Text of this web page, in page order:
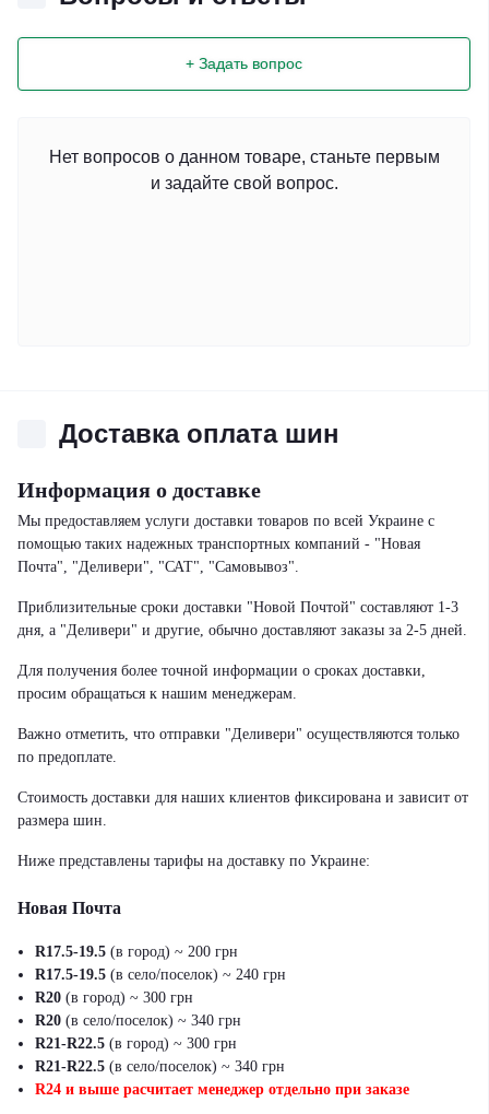
+ Задать вопрос
Нет вопросов о данном товаре, станьте первым
и задайте свой вопрос.
Доставка оплата шин
Информация о доставке
Мы предоставляем услуги доставки товаров по всей Украине с
помощью таких надежных транспортных компаний - "Новая
Почта", "Деливери", "САТ", "Самовывоз".
Приблизительные сроки доставки "Новой Почтой" составляют 1-3
дня, а "Деливери" и другие, обычно доставляют заказы за 2-5 дней.
Для получения более точной информации о сроках доставки,
просим обращаться к нашим менеджерам.
Важно отметить, что отправки "Деливери" осуществляются только
по предоплате.
Стоимость доставки для наших клиентов фиксирована и зависит от
размера шин.
Ниже представлены тарифы на доставку по Украине:
Новая Почта
R17.5-19.5 (в город) ~ 200 грн
R17.5-19.5 (в село/поселок) ~ 240 грн
R20 (в город) ~ 300 грн
R20 (в село/поселок) ~ 340 грн
R21-R22.5 (в город) ~ 300 грн
R21-R22.5 (в село/поселок) ~ 340 грн
R24 и выше расчитает менеджер отдельно при заказе